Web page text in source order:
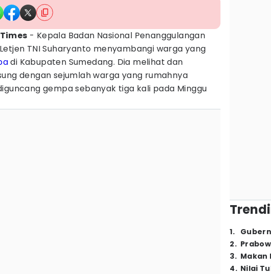
- Kepala Badan Nasional Penanggulangan
TNI Suharyanto menyambangi warga yang
di Kabupaten Sumedang. Dia melihat dan
dengan sejumlah warga yang rumahnya
gempa sebanyak tiga kali pada Minggu
1.
2.
3. Makan
4. Nilai